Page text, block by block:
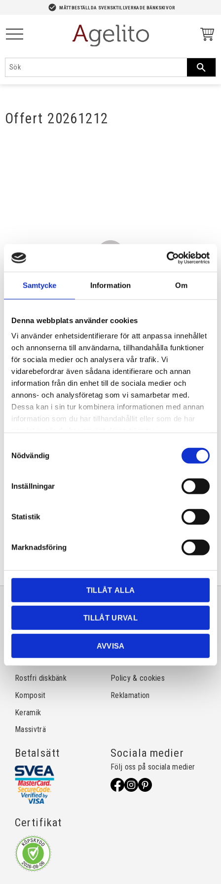
Samtycke Information Om
Denna webbplats använder cookies
Vi använder enhetsidentifierare för att anpassa innehållet
och annonserna till användarna, tillhandahålla funktioner
för sociala medier och analysera vår trafik. Vi
vidarebefordrar även sådana identifierare och annan
information från din enhet till de sociala medier och
annons- och analysföretag som vi samarbetar med.
Dessa kan i sin tur kombinera informationen med annan
information som du har tillhandahållit eller som de har
Nödvändig
Inställningar
Statistik
Marknadsföring
TILLÅT ALLA
TILLÅT URVAL
AVVISA
check_circle MÅTTBESTÄLLDA SVENSKTILLVERKADE BÄNKSKIVOR
Offert 20261212
9 770,00KR
Antal
Lagervara
Artikelnr
20261212
Sortiment
Natursten
Rostfri diskbänk
Komposit
Keramik
Massivträ
Information
Frågor & svar
Köpvillkor
Policy & cookies
Reklamation
Betalsätt
Certifikat
Sociala medier
Följ oss på sociala medier